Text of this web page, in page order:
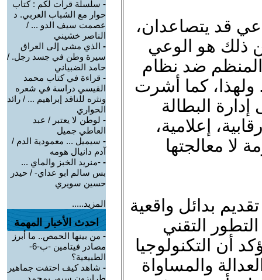
قد يتصاعدان،
ذلك هو الوعي
ضد نظام
ولهذا، كما أشرت
البطالة
إعلامية،
لا معالجتها
بدائل واقعية
التقني
أن التكنولوجيا
والمساواة
- سلسلة قرأت لكم : كتاب
حوار مع الشباب العربي. د
عصمت سيف الدو ... /
الناصر خشيني
- الذي مشى إلى العراق
سيرة وطن في جسد رجل. /
حامد الضبياني
- قراءة في كتاب محمد
القيسي دراسة في شعره
ونثره للناقد إبراهيم ... / رائد
الحواري
- لوطن لا يعتبر / عبد
العاطي جميل
- سيميل ... معمودية الدم /
آدم دانيال هومه
- -منريد الخبز والماي ...
بس سالم ابو عداي- / حيدر
حسين سويري
المزيد.....
احدث الأخبار المهمة
- من بينها الحمص.. ما أبرز
مصادر فيتامين -ب-6-
الطبيعية؟
- شاهد كيف احتفت جماهير
طرابزون سبور بمحمد